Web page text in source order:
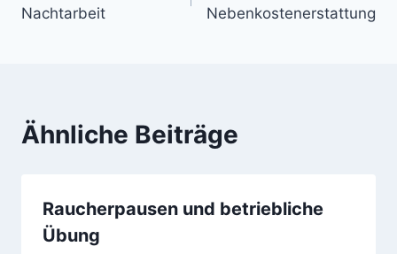
Nachtarbeit
Nebenkostenerstattung
Ähnliche Beiträge
Raucherpausen und betriebliche
Übung